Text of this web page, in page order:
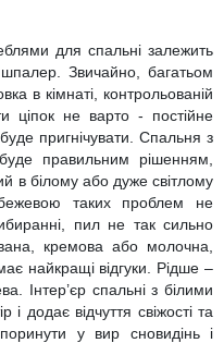
для спальні залежить
шпалер. Звичайно, багатьом
в кімнаті, контрольованій
ціпок не варто - постійне
пригнічувати. Спальня з
правильним рішенням,
в білому або дуже світлому
таких проблем не
пил не так сильно
кремова або молочна,
найкращі відгуки. Рідше –
Інтер’єр спальні з білими
і додає відчуття свіжості та
у вир сновидінь і